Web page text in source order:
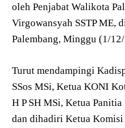
oleh Penjabat Walikota
Virgowansyah SSTP ME,
Palembang, Minggu (1/
Turut mendampingi
SSos MSi, Ketua KONI
H P SH MSi, Ketua
dan dihadiri Ketua